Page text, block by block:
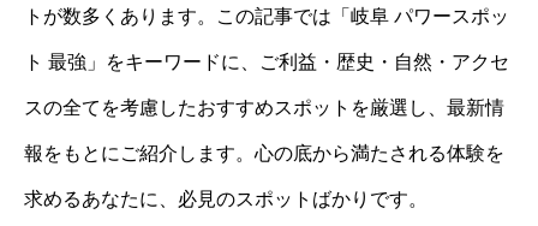
トが数多くあります。この記事では「岐阜 パワースポッ
ト 最強」をキーワードに、ご利益・歴史・自然・アクセ
スの全てを考慮したおすすめスポットを厳選し、最新情
報をもとにご紹介します。心の底から満たされる体験を
求めるあなたに、必見のスポットばかりです。